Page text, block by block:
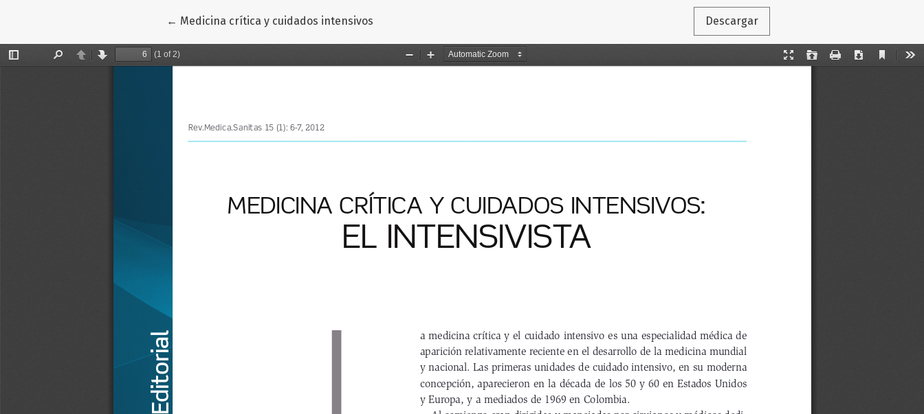
← Volver a los detalles del artículo
Medicina crítica y cuidados intensivos Descargar